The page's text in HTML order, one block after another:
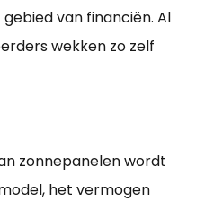
van financiën. Al
wekken zo zelf
zonnepanelen wordt
het vermogen